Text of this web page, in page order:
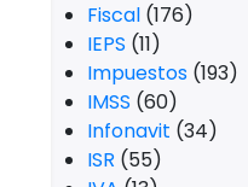
Fiscal (176)
IEPS (11)
Impuestos (193)
IMSS (60)
Infonavit (34)
ISR (55)